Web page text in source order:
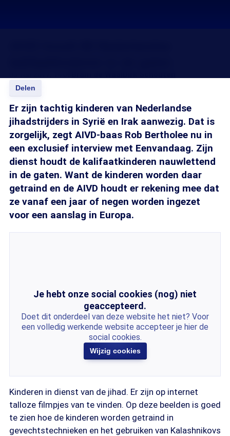
Delen
Er zijn tachtig kinderen van Nederlandse
jihadstrijders in Syrië en Irak aanwezig. Dat is
zorgelijk, zegt AIVD-baas Rob Bertholee nu in
een exclusief interview met Eenvandaag. Zijn
dienst houdt de kalifaatkinderen nauwlettend
in de gaten. Want de kinderen worden daar
getraind en de AIVD houdt er rekening mee dat
ze vanaf een jaar of negen worden ingezet
voor een aanslag in Europa.
Je hebt onze social cookies (nog) niet
geaccepteerd.
Doet dit onderdeel van deze website het niet? Voor
een volledig werkende website accepteer je hier de
social cookies.
Wijzig cookies
Kinderen in dienst van de jihad. Er zijn op internet
talloze filmpjes van te vinden. Op deze beelden is goed
te zien hoe de kinderen worden getraind in
gevechtstechnieken en het gebruiken van Kalashnikovs